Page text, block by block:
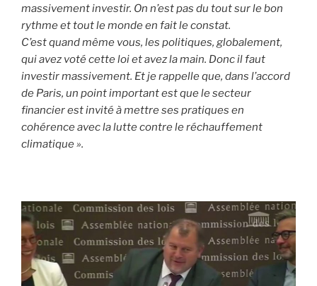
massivement investir. On n’est pas du tout sur le bon
rythme et tout le monde en fait le constat.
C’est quand même vous, les politiques, globalement,
qui avez voté cette loi et avez la main. Donc il faut
investir massivement. Et je rappelle que, dans l’accord
de Paris, un point important est que le secteur
financier est invité à mettre ses pratiques en
cohérence avec la lutte contre le réchauffement
climatique ».